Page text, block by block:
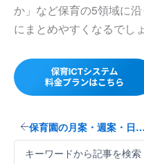
か」など保育の5領域に
にまとめやすくなるでしょ
Prev 保育園の月案・週案・日案の書き方をご紹介【文例付】
S